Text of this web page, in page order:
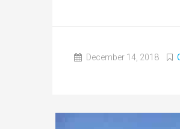
December 14, 2018